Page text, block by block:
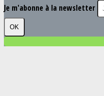
Je m'abonne à la newsletter
OK